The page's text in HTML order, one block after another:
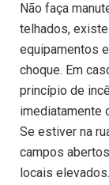
Não faça
telhados,
equipamentos
choque. Em
princípio de
imediatamente
Se estiver na
campos
locais